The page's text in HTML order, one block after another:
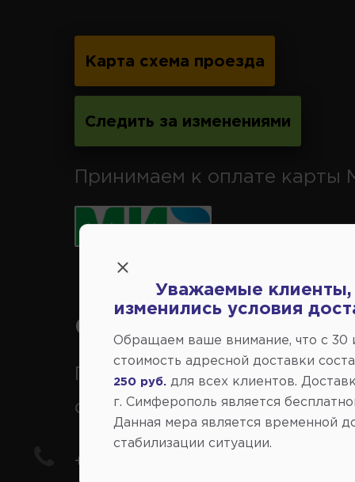
Карта схема проезда
Следить за изменениями
Принимаем к оплате карты
Справочный центр:
Продажа запчастей на
отечественные авто
+7(978) 206-206-5
Уважаемые клиенты,
изменились условия
Обращаем ваше внимание, что c 30
стоимость адресной доставки
250 руб. для всех клиентов.
г. Симферополь является
Данная мера является временной
стабилизации ситуации.